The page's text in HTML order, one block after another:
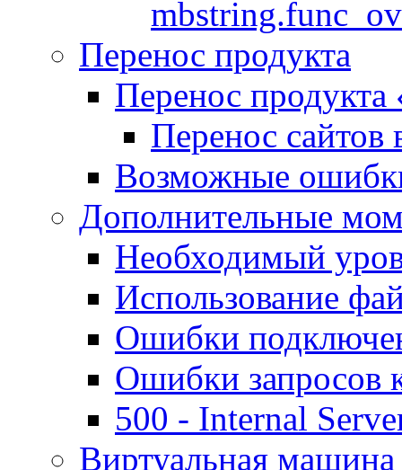
Перенос продукта
Перенос продукта
Перенос сайтов
Возможные
Дополнительные
Необходимый
Использование
Ошибки
Ошибки запросов
500 - Internal
Виртуальная